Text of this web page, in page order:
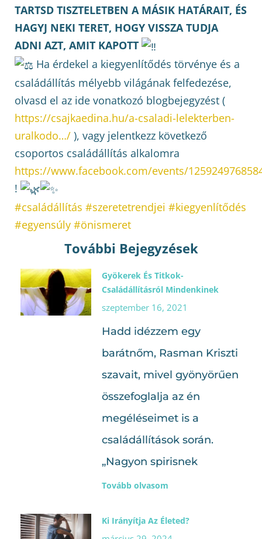
TARTSD TISZTELETBEN A MÁSIK HATÁRAIT, ÉS
HAGYJ NEKI TERET, HOGY VISSZA TUDJA
ADNI AZT, AMIT KAPOTT
Ha érdekel a kiegyenlítődés törvénye és a
családállítás mélyebb világának felfedezése,
olvasd el az ide vonatkozó blogbejegyzést (
https://csajkaedina.hu/a-csaladi-lelekterben-
uralkodo…/ ), vagy jelentkezz következő
csoportos családállítás alkalomra
https://www.facebook.com/events/
!
#családállítás #szeretetrendjei #kiegyenlítődés
#egyensúly #önismeret
További Bejegyzések
Gyökerek És Titkok-
Családállításról Mindenkinek
szeptember 16, 2021
Hadd idézzem egy
barátnőm, Rasman Kriszti
szavait, mivel gyönyörűen
összefoglalja az én
megéléseimet is a
családállítások során.
„Nagyon spirisnek
Tovább olvasom
Ki Irányítja Az Életed?